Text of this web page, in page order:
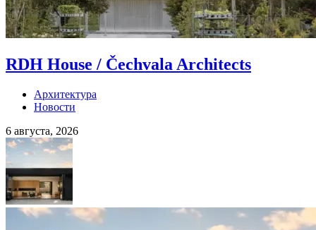
RDH House / Čechvala Architects
Архитектура
Новости
6 августа, 2026